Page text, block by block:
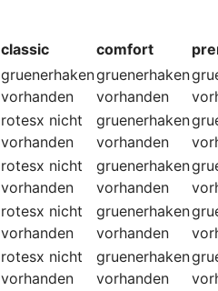
classic comfort
gruenerhaken
vorhanden
gruenerhaken
vorhanden
rotesx nicht
vorhanden
gruenerhaken
vorhanden
rotesx nicht
vorhanden
gruenerhaken
vorhanden
rotesx nicht
vorhanden
gruenerhaken
vorhanden
rotesx nicht
vorhanden
gruenerhaken
vorhanden